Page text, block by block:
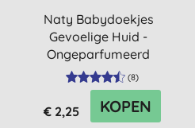
Naty Babydoekjes
Gevoelige Huid -
Ongeparfumeerd
(Reispakket)
(8)
€ 2,25 KOPEN